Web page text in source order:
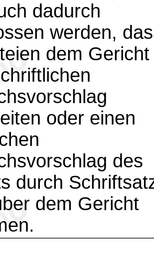
dadurch
werden,
dem Gericht
oder einen
des
durch
dem Gericht